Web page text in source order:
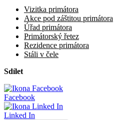
Vizitka primátora
Akce pod záštitou primátora
Úřad primátora
Primátorský řetez
Rezidence primátora
Stáli v čele
Sdílet
Facebook
Linked In